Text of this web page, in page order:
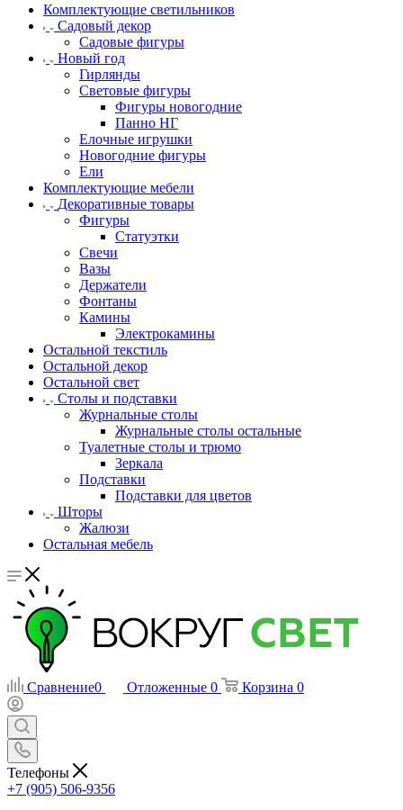
Комплектующие светильников
Садовый декор
Садовые фигуры
Новый год
Гирлянды
Световые фигуры
Фигуры новогодние
Панно НГ
Елочные игрушки
Новогодние фигуры
Ели
Комплектующие мебели
Декоративные товары
Фигуры
Статуэтки
Свечи
Вазы
Держатели
Фонтаны
Камины
Электрокамины
Остальной текстиль
Остальной декор
Остальной свет
Столы и подставки
Журнальные столы
Журнальные столы остальные
Туалетные столы и трюмо
Зеркала
Подставки
Подставки для цветов
Шторы
Жалюзи
Остальная мебель
Сравнение0 Отложенные 0 Корзина 0
Телефоны
+7 (905) 506-9356